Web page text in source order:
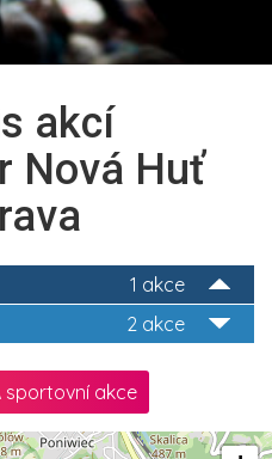
akcí
Nová Huť
1 akce
2 akce
sportovní akce